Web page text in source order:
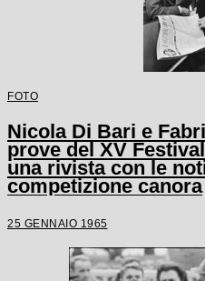
FOTO
Nicola Di Bari e
prove del XV
una rivista con le
competizione canora
25 GENNAIO 1965